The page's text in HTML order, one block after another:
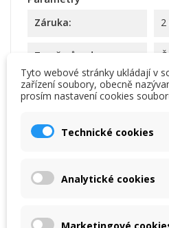
Záruka: 2
Země původu:
Specifické reference
Chcete poradit s
Tyto webové stránky ukládají v
zařízení soubory, obecně
prosím nastavení cookies
Technické cookies
Analytické cookies
Marketingové